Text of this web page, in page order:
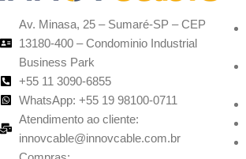
Av. Minasa, 25 – Sumaré-SP – CEP
13180-400 – Condominio Industrial
Business Park
+55 11 3090-6855
WhatsApp: +55 19 98100-0711
Atendimento ao cliente:
innovcable@innovcable.com.br